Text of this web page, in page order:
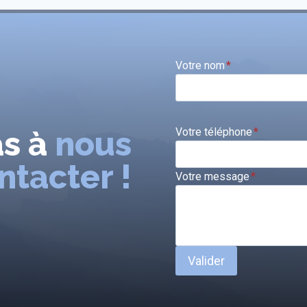
à nous
!
Votre nom*
Votre téléphone*
Votre message*
Valider